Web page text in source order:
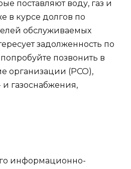
поставляют воду, газ и
в курсе долгов по
обслуживаемых
задолженность по
позвонить в
организации (РСО),
газоснабжения,
информационно-